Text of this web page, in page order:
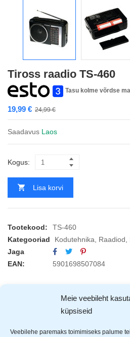
Meie veebileht
küpsiseid
Veebilehe paremaks toimimiseks palume
Tiross raadio TS-460
Tasu kolme võrdse
24,99€
19,99 €
Saadavus Laos
Kogus:
Lisa korvi
Tootekood:
TS-460
Kategooriad
Kodutehnika Raadiod
Jaga
EAN:
5901698507084
ARVUSTUSED
Tiross